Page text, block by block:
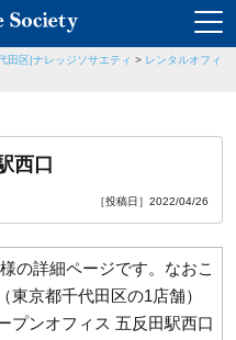
田区|ナレッジソサエティ > レンタルオフィ
西口
［投稿日］2022/04/26
の詳細ページです。なおこ
京都千代田区の1店舗）
プンオフィス 五反田駅西口